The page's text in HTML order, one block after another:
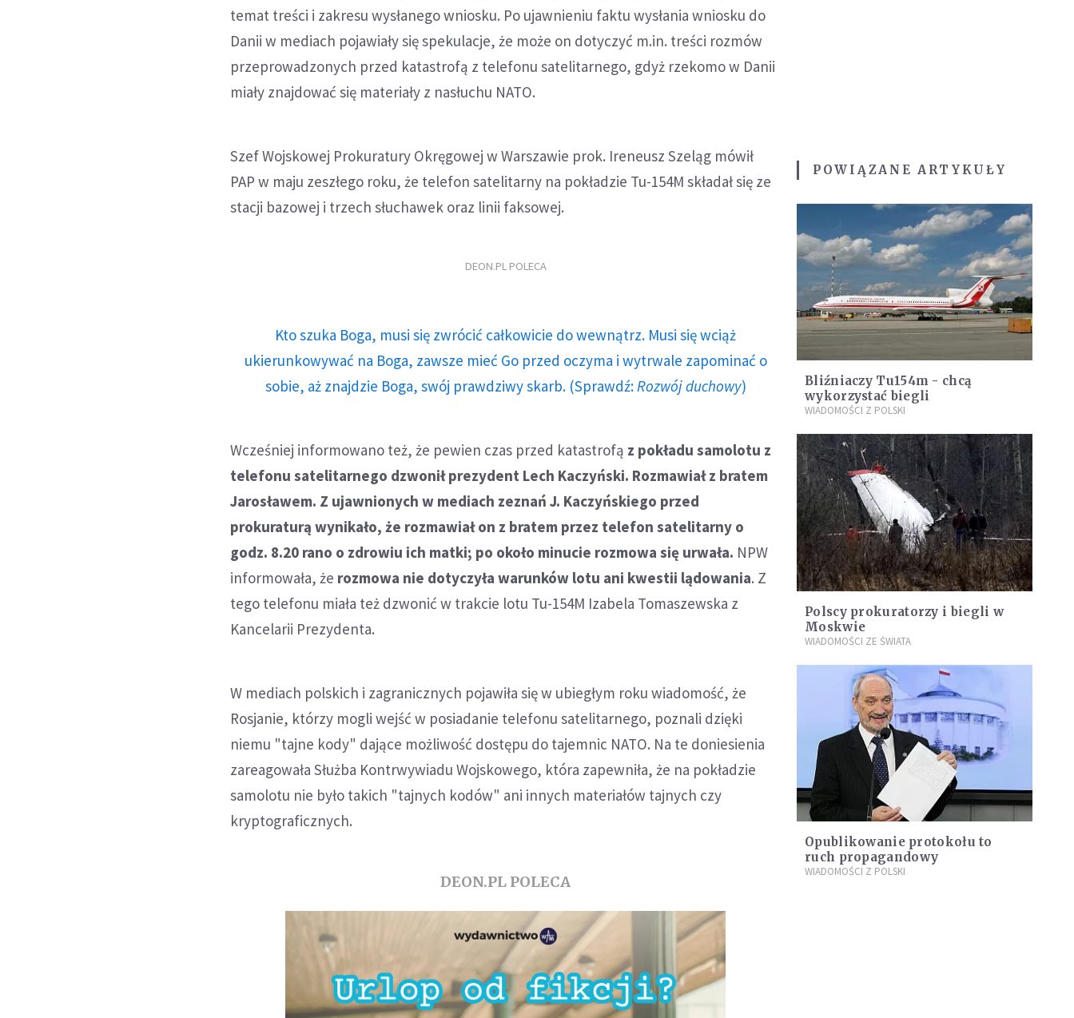
temat treści i zakresu wysłanego wniosku. Po ujawnieniu faktu wysłania wniosku do
Danii w mediach pojawiały się spekulacje, że może on dotyczyć m.in. treści rozmów
przeprowadzonych przed katastrofą z telefonu satelitarnego, gdyż rzekomo w Danii
miały znajdować się materiały z nasłuchu NATO.
Szef Wojskowej Prokuratury Okręgowej w Warszawie prok. Ireneusz Szeląg mówił
PAP w maju zeszłego roku, że telefon satelitarny na pokładzie Tu-154M składał się ze
stacji bazowej i trzech słuchawek oraz linii faksowej.
DEON.PL POLECA
Kto szuka Boga, musi się zwrócić całkowicie do wewnątrz. Musi się wciąż
ukierunkowywać na Boga, zawsze mieć Go przed oczyma i wytrwale zapominać o
sobie, aż znajdzie Boga, swój prawdziwy skarb. (Sprawdź: Rozwój duchowy)
Wcześniej informowano też, że pewien czas przed katastrofą z pokładu samolotu z
telefonu satelitarnego dzwonił prezydent Lech Kaczyński. Rozmawiał z bratem
Jarosławem. Z ujawnionych w mediach zeznań J. Kaczyńskiego przed
prokuraturą wynikało, że rozmawiał on z bratem przez telefon satelitarny o
godz. 8.20 rano o zdrowiu ich matki; po około minucie rozmowa się urwała. NPW
informowała, że rozmowa nie dotyczyła warunków lotu ani kwestii lądowania. Z
tego telefonu miała też dzwonić w trakcie lotu Tu-154M Izabela Tomaszewska z
Kancelarii Prezydenta.
W mediach polskich i zagranicznych pojawiła się w ubiegłym roku wiadomość, że
Rosjanie, którzy mogli wejść w posiadanie telefonu satelitarnego, poznali dzięki
niemu "tajne kody" dające możliwość dostępu do tajemnic NATO. Na te doniesienia
zareagowała Służba Kontrwywiadu Wojskowego, która zapewniła, że na pokładzie
samolotu nie było takich "tajnych kodów" ani innych materiałów tajnych czy
kryptograficznych.
DEON.PL POLECA
POWIĄZANE ARTYKUŁY
Bliźniaczy Tu154m - chcą
wykorzystać biegli
WIADOMOŚCI Z POLSKI
Polscy prokuratorzy i biegli w
Moskwie
WIADOMOŚCI ZE ŚWIATA
Opublikowanie protokołu to
ruch propagandowy
WIADOMOŚCI Z POLSKI